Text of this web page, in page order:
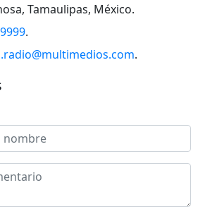
Tamaulipas, México.
.
.